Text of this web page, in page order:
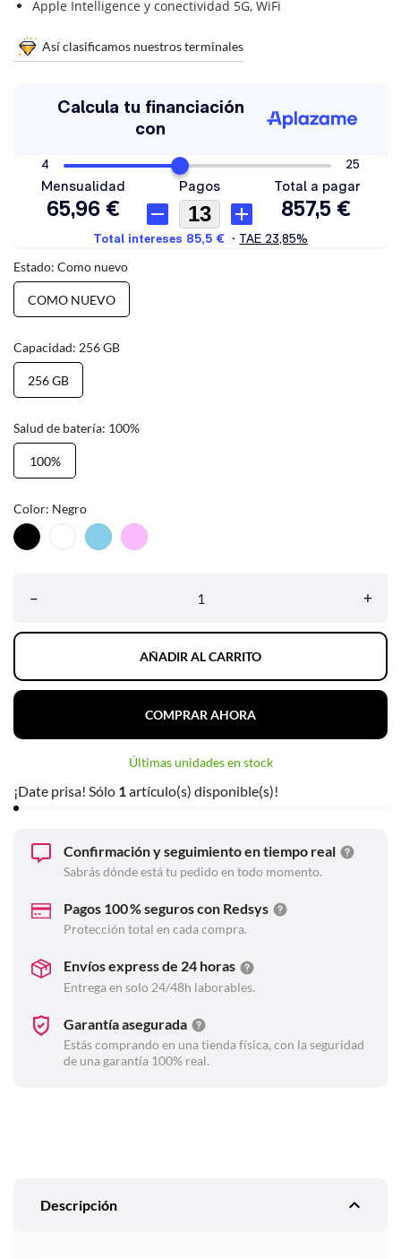
Apple Intelligence y conectividad 5G, WiFi
Así clasificamos nuestros terminales
Estado: Como nuevo
COMO NUEVO
Capacidad: 256 GB
256 GB
Salud de batería: 100%
100%
Color: Negro
Negro BlancoSky
Morado
– +
AÑADIR AL CARRITO
COMPRAR AHORA
Últimas unidades en stock
¡Date prisa! Sólo 1artículo(s) disponible(s)!
Confirmación y seguimiento en tiempo real
Sabrás dónde está tu pedido en todo momento.
Pagos 100 % seguros con Redsys
Protección total en cada compra.
Envíos express de 24 horas
Entrega en solo 24/48h laborables.
Garantía asegurada
Estás comprando en una tienda física, con la seguridad
de una garantía 100% real.
expand_less
Descripción